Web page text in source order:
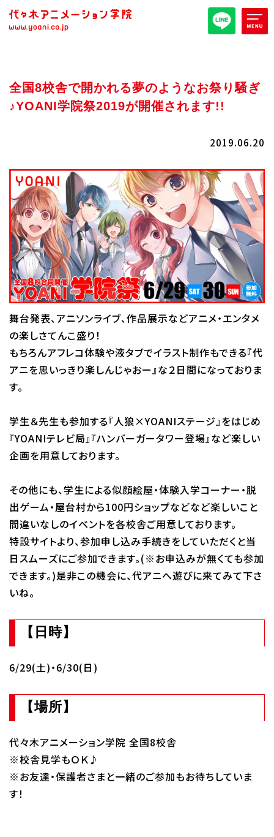
パンフレット取り寄せ
大学部 週1コース
代アニ概要
学部・学科紹介
校舎・施設
学生生活・サポート
就職・キャリア
入学情報
在学生の活躍
イベント
業界ナビ
新着情報
Q&A・お問い合わせ
高校1・2年生の方へ
全国8校舎で開かれる夢のようなお祭り騒ぎ
♪YOANI学院祭2019が開催されます!!
2019.06.20
舞台発表、アニソンライブ、作品展示などアニメ・エンタメ
の楽しさてんこ盛り！
もちろんアフレコ体験や液タブでイラスト制作もできる『代
アニを思いっきり楽しんじゃおー』な２日間になっておりま
す。
学生＆先生も参加する『人狼×YOANIステージ』をはじめ
『YOANIテレビ局』『ハンバーガータワー登場』など楽しい
企画を用意しております。
その他にも、学生による似顔絵屋・体験入学コーナー・脱
出ゲーム・屋台村から100円ショップなどなど楽しいこと
間違いなしのイベントを各校舎ご用意しております。
特設サイトより、参加申し込み手続きをしていただくと当
日スムーズにご参加できます。(※お申込みが無くても参加
できます。)是非この機会に、代アニへ遊びに来てみて下さ
いね。
【日時】
6/29(土)・6/30(日)
【場所】
代々木アニメーション学院 全国8校舎
※校舎見学もＯＫ♪
※お友達・保護者さまと一緒のご参加もお待ちしていま
す！